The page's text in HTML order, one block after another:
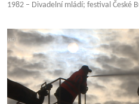
1982 – Divadelní mládí; festival České